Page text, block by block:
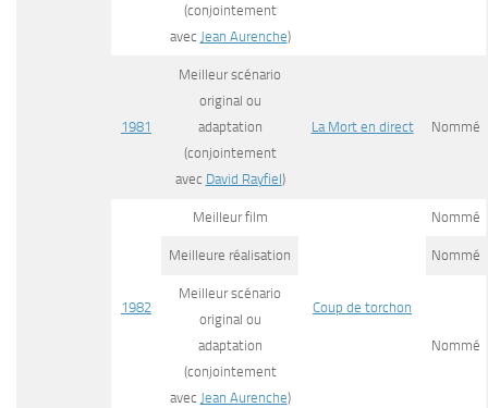
(conjointement
avec Jean Aurenche)
1981
Meilleur scénario
original ou
adaptation
(conjointement
avec David Rayfiel)
La Mort en direct Nommé
1982
Meilleur film
Coup de torchon
Nommé
Meilleure réalisation Nommé
Meilleur scénario
original ou
adaptation
(conjointement
avec Jean Aurenche)
Nommé